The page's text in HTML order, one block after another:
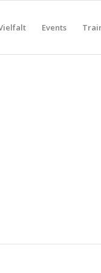
Events